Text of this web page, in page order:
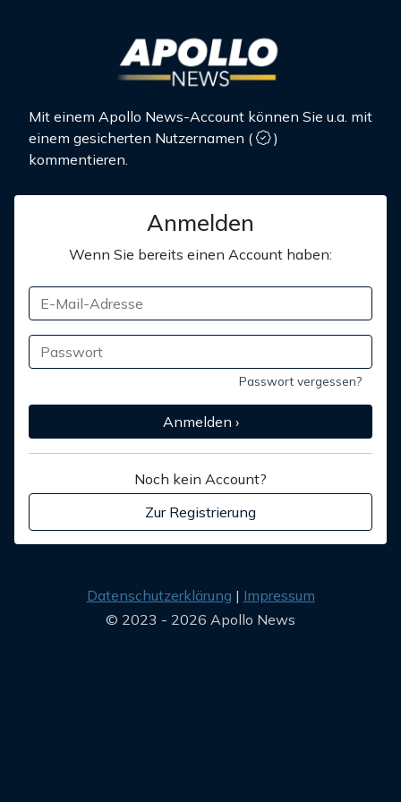
Mit einem Apollo News-Account können Sie u.a. mit
einem gesicherten Nutzernamen (
)
kommentieren.
Anmelden
Wenn Sie bereits einen Account haben:
Passwort vergessen?
Anmelden ›
Noch kein Account?
Zur Registrierung
Datenschutzerklärung
Impressum
© 2023 - 2026 Apollo News